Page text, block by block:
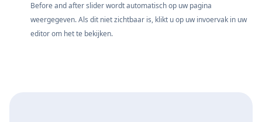
Before and after slider wordt automatisch op uw pagina
weergegeven. Als dit niet zichtbaar is, klikt u op uw invoervak in uw
editor om het te bekijken.